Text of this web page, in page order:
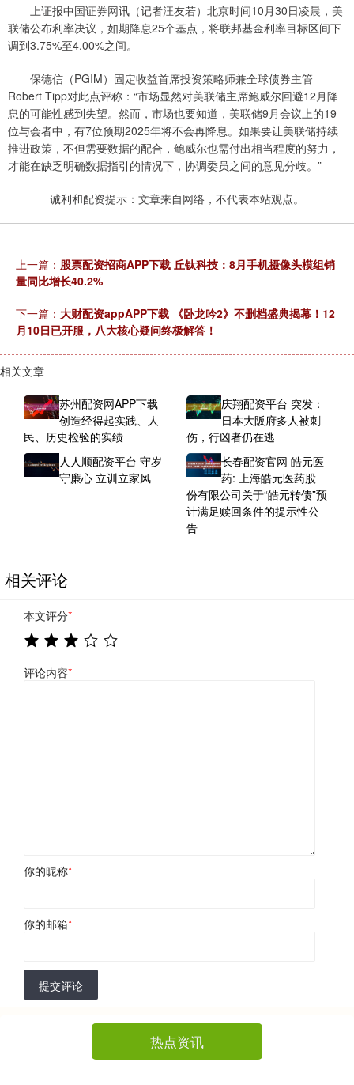
上证报中国证券网讯（记者汪友若）北京时间10月30日凌晨，美
联储公布利率决议，如期降息25个基点，将联邦基金利率目标区间下
调到3.75%至4.00%之间。
保德信（PGIM）固定收益首席投资策略师兼全球债券主管
Robert Tipp对此点评称：“市场显然对美联储主席鲍威尔回避12月降
息的可能性感到失望。然而，市场也要知道，美联储9月会议上的19
位与会者中，有7位预期2025年将不会再降息。如果要让美联储持续
推进政策，不但需要数据的配合，鲍威尔也需付出相当程度的努力，
才能在缺乏明确数据指引的情况下，协调委员之间的意见分歧。”
诚利和配资提示：文章来自网络，不代表本站观点。
上一篇： 股票配资招商APP下载 丘钛科技：8月手机摄像头模组销
量同比增长40.2%
下一篇： 大财配资appAPP下载 《卧龙吟2》不删档盛典揭幕！12
月10日已开服，八大核心疑问终极解答！
相关文章
苏州配资网APP下载
创造经得起实践、人
民、历史检验的实绩
庆翔配资平台 突发：
日本大阪府多人被刺
伤，行凶者仍在逃
人人顺配资平台 守岁
守廉心 立训立家风
长春配资官网 皓元医
药: 上海皓元医药股
份有限公司关于“皓元转债”预
计满足赎回条件的提示性公
告
相关评论
本文评分*
评论内容*
你的昵称*
你的邮箱*
提交评论
热点资讯